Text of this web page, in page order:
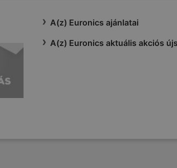
A(z) Euronics ajánlatai
A(z) Euronics aktuális akciós